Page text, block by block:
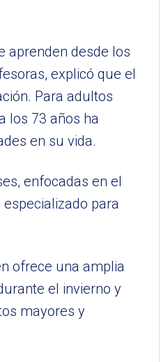
aprenden desde los
explicó que el
Para adultos
los 73 años ha
en su vida.
enfocadas en el
para
ofrece una amplia
el invierno y
mayores y